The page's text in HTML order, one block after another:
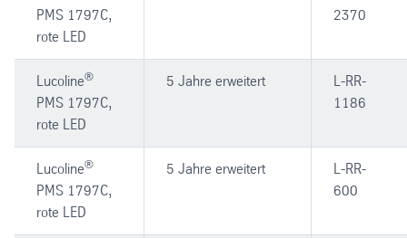
PMS 1797C,
rote LED
2370
Lucoline®
PMS 1797C,
rote LED
5 Jahre erweitert
L-RR-
1186
Lucoline®
PMS 1797C,
rote LED
5 Jahre erweitert
L-RR-
600